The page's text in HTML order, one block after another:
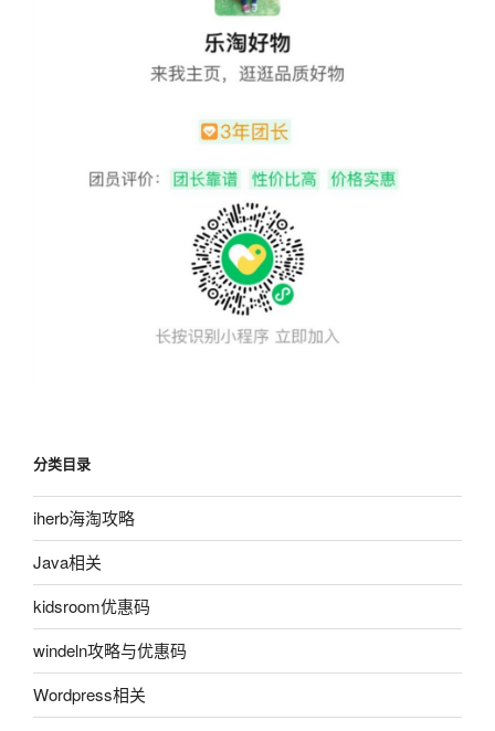
分类目录
iherb海淘攻略
Java相关
kidsroom优惠码
windeln攻略与优惠码
Wordpress相关